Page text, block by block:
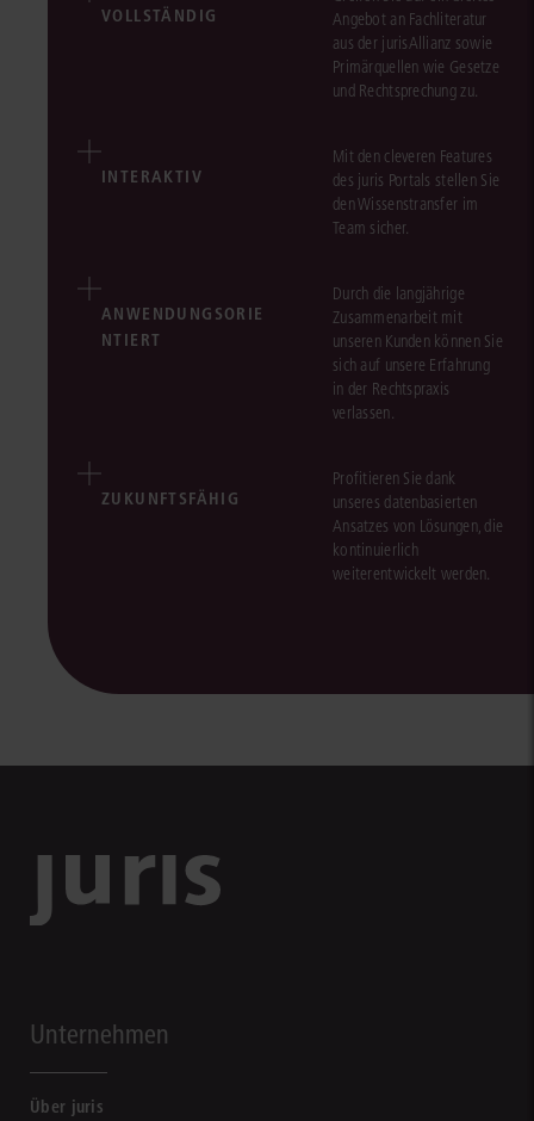
VOLLSTÄNDIG
Angebot an Fachliteratur
aus der jurisAllianz sowie
Primärquellen wie Gesetze
und Rechtsprechung zu.
INTERAKTIV
Mit den cleveren Features
des juris Portals stellen Sie
den Wissenstransfer im
Team sicher.
ANWENDUNGSORIE
NTIERT
Durch die langjährige
Zusammenarbeit mit
unseren Kunden können Sie
sich auf unsere Erfahrung
in der Rechtspraxis
verlassen.
ZUKUNFTSFÄHIG
Profitieren Sie dank
unseres datenbasierten
Ansatzes von Lösungen, die
kontinuierlich
weiterentwickelt werden.
Unternehmen
Über juris